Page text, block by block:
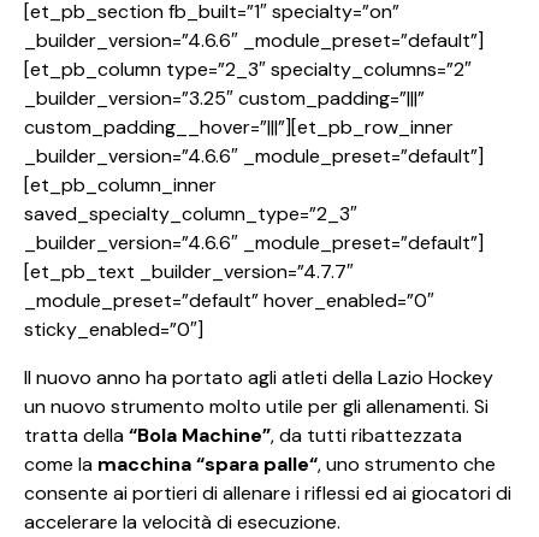
[et_pb_section fb_built=”1″ specialty=”on”
_builder_version=”4.6.6″ _module_preset=”default”]
[et_pb_column type=”2_3″ specialty_columns=”2″
_builder_version=”3.25″ custom_padding=”|||”
custom_padding__hover=”|||”][et_pb_row_inner
_builder_version=”4.6.6″ _module_preset=”default”]
[et_pb_column_inner
saved_specialty_column_type=”2_3″
_builder_version=”4.6.6″ _module_preset=”default”]
[et_pb_text _builder_version=”4.7.7″
_module_preset=”default” hover_enabled=”0″
sticky_enabled=”0″]
Il nuovo anno ha portato agli atleti della Lazio Hockey
un nuovo strumento molto utile per gli allenamenti. Si
tratta della“Bola Machine”, da tutti ribattezzata
come la macchina “spara palle“, uno strumento che
consente ai portieri di allenare i riflessi ed ai giocatori di
accelerare la velocità di esecuzione.